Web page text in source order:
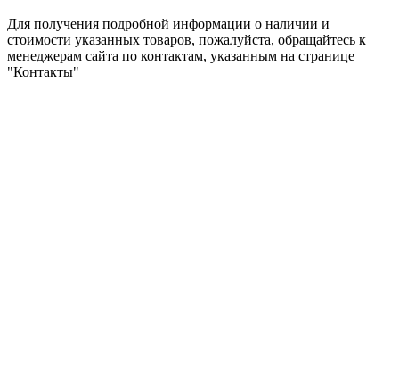
Для получения подробной информации о наличии и
стоимости указанных товаров, пожалуйста, обращайтесь к
менеджерам сайта по контактам, указанным на странице
"Контакты"